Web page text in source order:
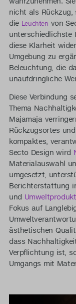
nicht als Rückzug,
die Leuchten von
unterschiedlichste
diese Klarheit
Umgebung zu
Beleuchtung, die
unaufdringliche
Diese Verbindung
Thema
Majamaja
Rückzugsortes
kompaktes,
Secto Design wird
Materialauswahl
umgesetzt,
Berichterstattung
und
Fokus auf
ästhetischen
dass
Verpflichtung ist,
Umgangs mit